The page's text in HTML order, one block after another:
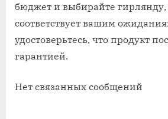
бюджет и выбирайте гирлянду,
соответствует вашим
удостоверьтесь, что продукт
гарантией.
Нет связанных сообщений